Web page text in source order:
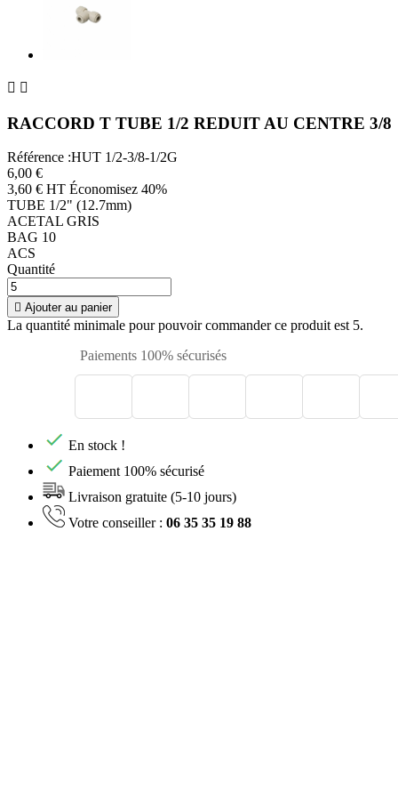
 
RACCORD T TUBE 1/2 REDUIT AU CENTRE 3/8
Référence :HUT 1/2-3/8-1/2G
6,00 €
3,60 € HT Économisez 40%
TUBE 1/2" (12.7mm)
ACETAL GRIS
BAG 10
ACS
Quantité
 Ajouter au panier
La quantité minimale pour pouvoir commander ce produit est 5.
Paiements 100% sécurisés
En stock !
Paiement 100% sécurisé
Livraison gratuite (5-10 jours)
Votre conseiller : 06 35 35 19 88